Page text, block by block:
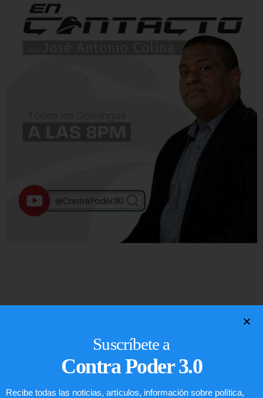
EE. UU. prevé un paquete de
Suscríbete a
Contra Poder 3.0
Recibe todas las noticias, artículos, información sobre política,